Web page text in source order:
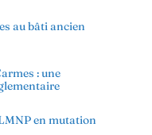
au bâti ancien
: une
en mutation